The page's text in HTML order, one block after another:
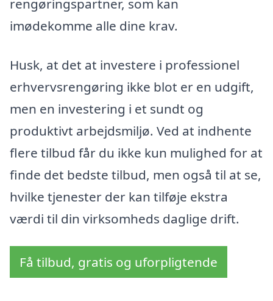
rengøringspartner, som kan
imødekomme alle dine krav.
Husk, at det at investere i professionel
erhvervsrengøring ikke blot er en udgift,
men en investering i et sundt og
produktivt arbejdsmiljø. Ved at indhente
flere tilbud får du ikke kun mulighed for at
finde det bedste tilbud, men også til at se,
hvilke tjenester der kan tilføje ekstra
værdi til din virksomheds daglige drift.
Få tilbud, gratis og uforpligtende